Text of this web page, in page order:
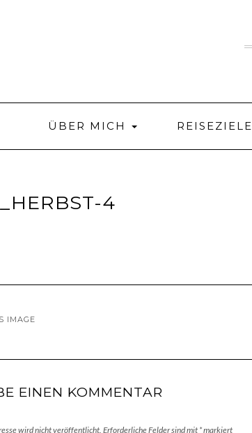
ÜBER MICH REISEZIELE
4
IMAGE
EINEN KOMMENTAR
wird nicht veröffentlicht. Erforderliche Felder sind mit *markiert